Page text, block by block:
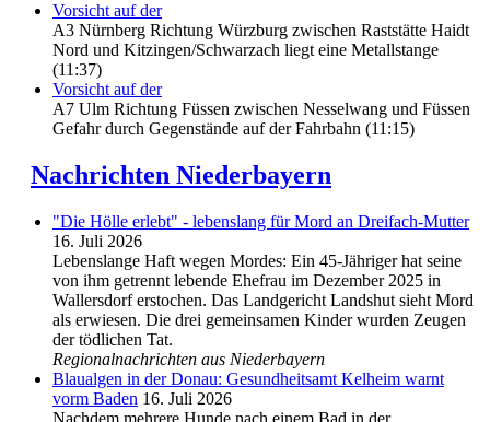
Vorsicht auf der
A3 Nürnberg Richtung Würzburg zwischen Raststätte Haidt
Nord und Kitzingen/Schwarzach liegt eine Metallstange
(11:37)
Vorsicht auf der
A7 Ulm Richtung Füssen zwischen Nesselwang und Füssen
Gefahr durch Gegenstände auf der Fahrbahn (11:15)
Nachrichten Niederbayern
"Die Hölle erlebt" - lebenslang für Mord an Dreifach-Mutter
16. Juli 2026
Lebenslange Haft wegen Mordes: Ein 45-Jähriger hat seine
von ihm getrennt lebende Ehefrau im Dezember 2025 in
Wallersdorf erstochen. Das Landgericht Landshut sieht Mord
als erwiesen. Die drei gemeinsamen Kinder wurden Zeugen
der tödlichen Tat.
Regionalnachrichten aus Niederbayern
Blaualgen in der Donau: Gesundheitsamt Kelheim warnt
vorm Baden 16. Juli 2026